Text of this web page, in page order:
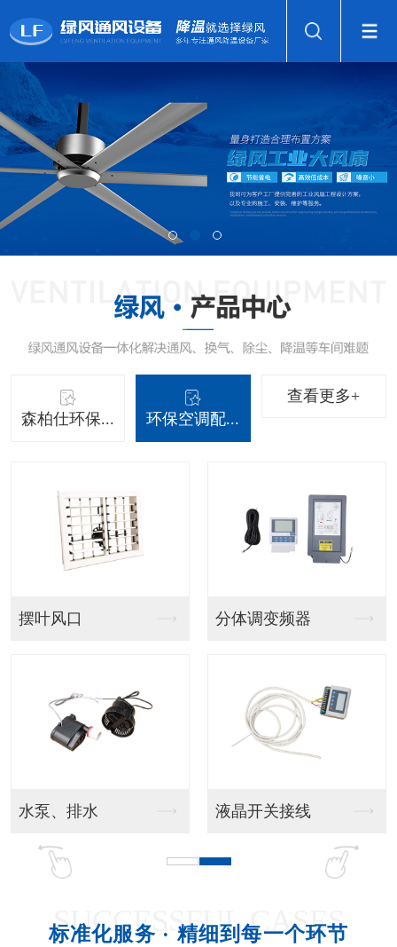
森柏仕环保... 环保空调配...
查看更多+
吊挂射流款 吊挂百叶窗款
吊挂风管机 吊柜射流款
SUCCESSFUL CASES
标准化服务 · 精细到每一个环节